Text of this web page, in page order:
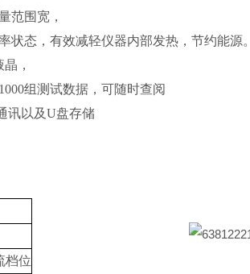
范围宽，
状态，有效减轻仪器内部发热，节约能源。
，
组测试数据，可随时查阅
讯以及U盘存储
档位